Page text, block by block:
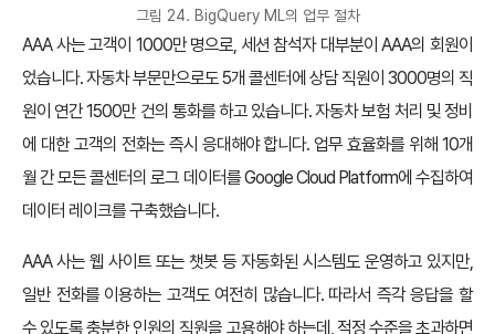
그림 24. BigQuery ML의 업무 절차
AAA 사는 고객이 1000만 명으로, 세션 참석자 대부분이 AAA의 회원이
었습니다. 자동차 부문만으로도 5개 콜센터에 상담 직원이 3000명의 직
원이 연간 1500만 건의 통화를 하고 있습니다. 자동차 보험 처리 및 정비
에 대한 고객의 전화는 즉시 응대해야 합니다. 업무 효율화를 위해 10개
월 간 모든 콜센터의 로그 데이터를 Google Cloud Platform에 수집하여
데이터 레이크를 구축했습니다.
AAA 사는 웹 사이트 또는 챗봇 등 자동화된 시스템도 운영하고 있지만,
일반 전화를 이용하는 고객도 여전히 많습니다. 따라서 즉각 응답을 할
수 있도록 충분한 인원의 직원을 고용해야 하는데, 적정 수준을 초과하면